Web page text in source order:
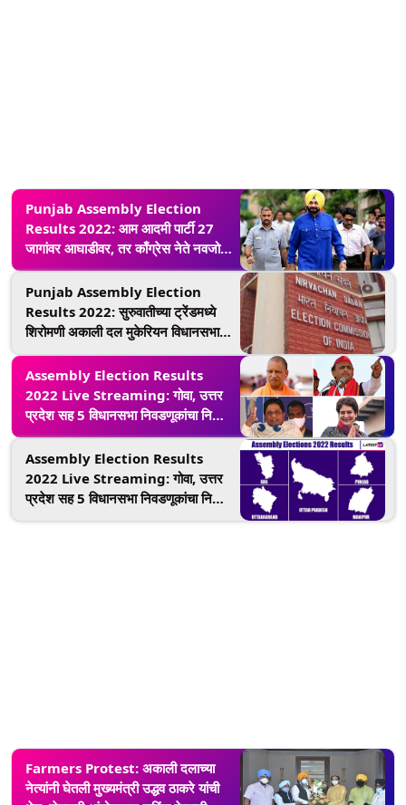
Punjab Assembly Election
Results 2022: आम आदमी पार्टी 27
जागांवर आघाडीवर, तर काँग्रेस नेते नवजोत
सिंह सिद्धू अमृतसर पूर्वेतून पिछाडीवर
Punjab Assembly Election
Results 2022: सुरुवातीच्या ट्रेंडमध्ये
शिरोमणी अकाली दल मुकेरियन विधानसभा
मतदारसंघात आघाडीवर
Assembly Election Results
2022 Live Streaming: गोवा, उत्तर
प्रदेश सह 5 विधानसभा निवडणूकांचा निकाल
TV9 Marathi वर इथे पहा थेट
Assembly Election Results
2022 Live Streaming: गोवा, उत्तर
प्रदेश सह 5 विधानसभा निवडणूकांचा निकाल
Farmers Protest: अकाली दलाच्या
नेत्यांनी घेतली मुख्यमंत्री उद्धव ठाकरे यांची